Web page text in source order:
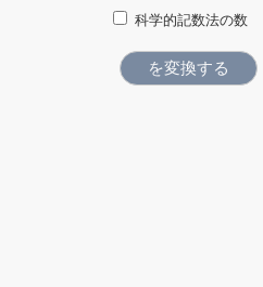
科学的記数法の数